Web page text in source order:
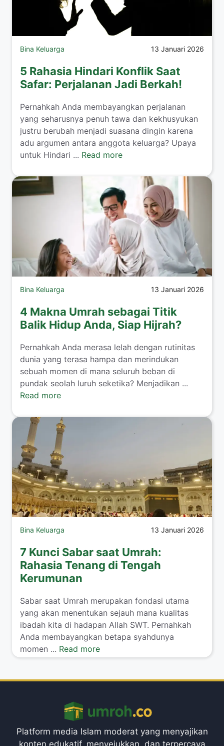
Bina Keluarga 13 Januari 2026
5 Rahasia Hindari Konflik Saat
Safar: Perjalanan Jadi Berkah!
​Pernahkah Anda membayangkan perjalanan
yang seharusnya penuh tawa dan kekhusyukan
justru berubah menjadi suasana dingin karena
adu argumen antara anggota keluarga? Upaya
untuk Hindari ... Read more
Bina Keluarga 13 Januari 2026
4 Makna Umrah sebagai Titik
Balik Hidup Anda, Siap Hijrah?
​Pernahkah Anda merasa lelah dengan rutinitas
dunia yang terasa hampa dan merindukan
sebuah momen di mana seluruh beban di
pundak seolah luruh seketika? Menjadikan ...
Read more
Bina Keluarga 13 Januari 2026
7 Kunci Sabar saat Umrah:
Rahasia Tenang di Tengah
Kerumunan
​Sabar saat Umrah merupakan fondasi utama
yang akan menentukan sejauh mana kualitas
ibadah kita di hadapan Allah SWT. Pernahkah
Anda membayangkan betapa syahdunya
momen ... Read more
Platform media Islam moderat yang menyajikan
konten edukatif, menyejukkan, dan terpercaya